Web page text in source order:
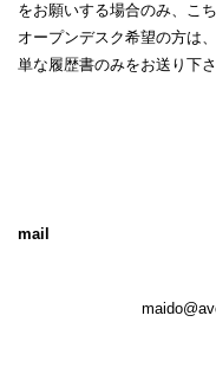
をお願いする場合のみ、こ
オープンデスク希望の方は
単な履歴書のみをお送り下さ
mail